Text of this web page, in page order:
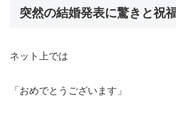
突然の結婚発表に驚きと祝
ネット上では
「おめでとうございます」